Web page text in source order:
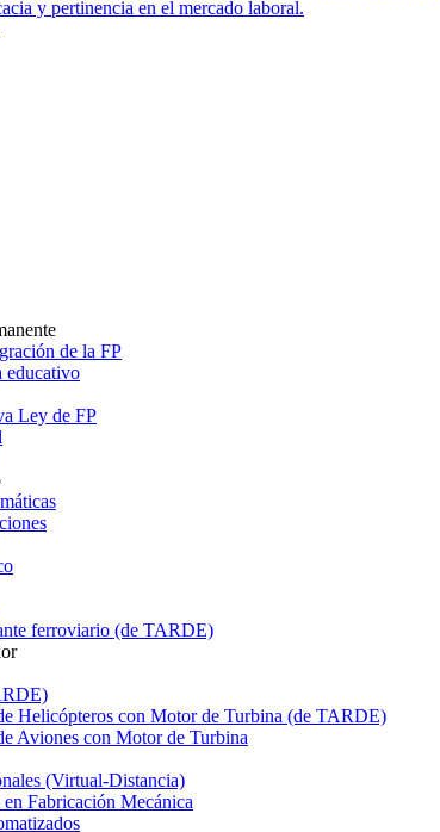
y pertinencia en el mercado laboral.
de la FP
educativo
Ley de FP
ferroviario (de TARDE)
Helicópteros con Motor de Turbina (de TARDE)
Aviones con Motor de Turbina
(Virtual-Distancia)
Fabricación Mecánica